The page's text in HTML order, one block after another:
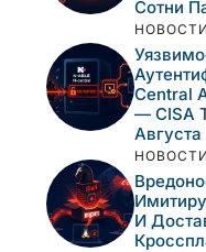
Сотни
Central
— CISA
Августа
И